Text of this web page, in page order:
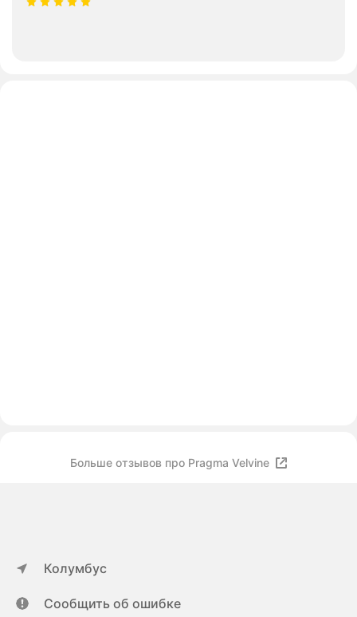
Больше отзывов про Pragma Velvine
Колумбус
Сообщить об ошибке